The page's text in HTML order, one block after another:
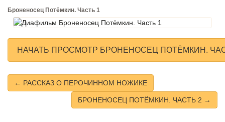
Броненосец Потёмкин. Часть 1
НАЧАТЬ ПРОСМОТР БРОНЕНОСЕЦ ПОТЁМКИН.
← РАССКАЗ О ПЕРОЧИННОМ НОЖИКЕ
БРОНЕНОСЕЦ ПОТЁМКИН. ЧАСТЬ 2 →